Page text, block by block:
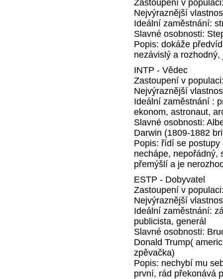
Zastoupení v
Nejvýraznější
Ideální zaměstnání:
Slavné osobnosti:
Popis: dokáže
nezávislý a
INTP - Vědec
Zastoupení v
Nejvýraznější
Ideální zaměstnání :
ekonom, astronaut,
Slavné osobnosti:
Darwin (1809-1882
Popis: řídí se
nechápe, nepořádný,
přemýšlí a je
ESTP - Dobyvatel
Zastoupení v
Nejvýraznější
Ideální zaměstnání:
publicista, generál
Slavné osobnosti:
Donald Trump(
zpěvačka)
Popis: nechybí mu
první, rád překonává